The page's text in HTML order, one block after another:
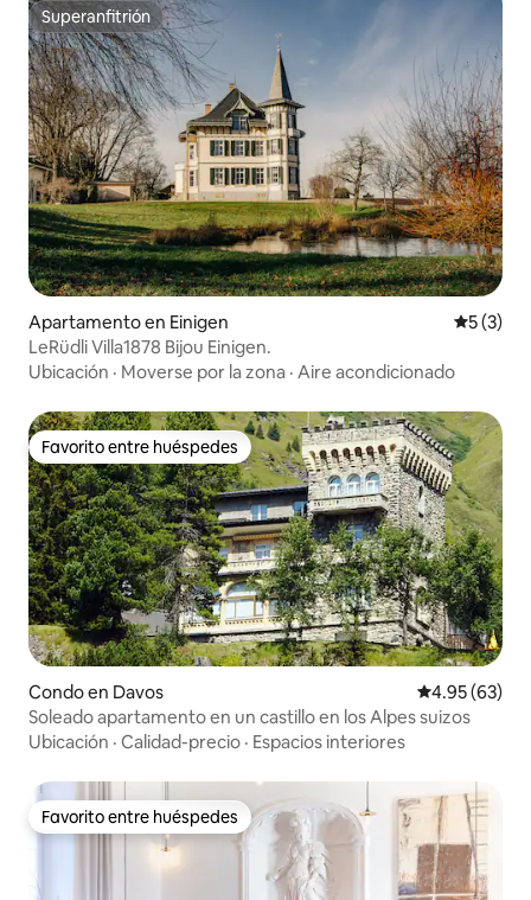
Superanfitrión
Superanfitrión
Apartamento en Einigen
5 (3)
LeRüdli Villa1878 Bijou Einigen.
Ubicación · Moverse por la zona · Aire acondicionado
Favorito entre huéspedes
Favorito entre huéspedes
Condo en Davos Calificación
4.95 (63)
Soleado apartamento en un castillo en los Alpes suizos
Ubicación · Calidad-precio · Espacios interiores
Favorito entre huéspedes
Favorito entre huéspedes